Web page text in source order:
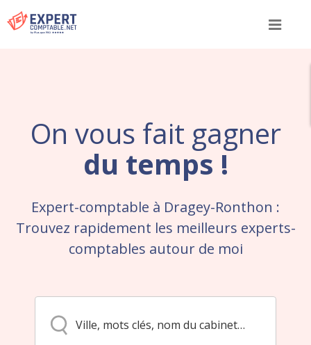
Menu
On vous fait gagner
du temps !
Expert-comptable à Dragey-Ronthon :
Trouvez rapidement les meilleurs experts-
comptables autour de moi